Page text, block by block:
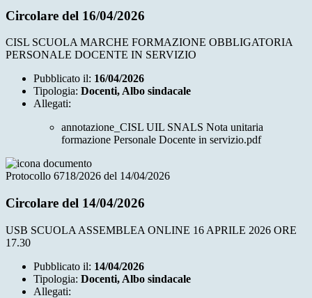
Circolare del 16/04/2026
CISL SCUOLA MARCHE FORMAZIONE OBBLIGATORIA
PERSONALE DOCENTE IN SERVIZIO
Pubblicato il: 16/04/2026
Tipologia: Docenti, Albo sindacale
Allegati:
annotazione_CISL UIL SNALS Nota unitaria
formazione Personale Docente in servizio.pdf
Protocollo 6718/2026 del 14/04/2026
Circolare del 14/04/2026
USB SCUOLA ASSEMBLEA ONLINE 16 APRILE 2026 ORE
17.30
Pubblicato il: 14/04/2026
Tipologia: Docenti, Albo sindacale
Allegati: